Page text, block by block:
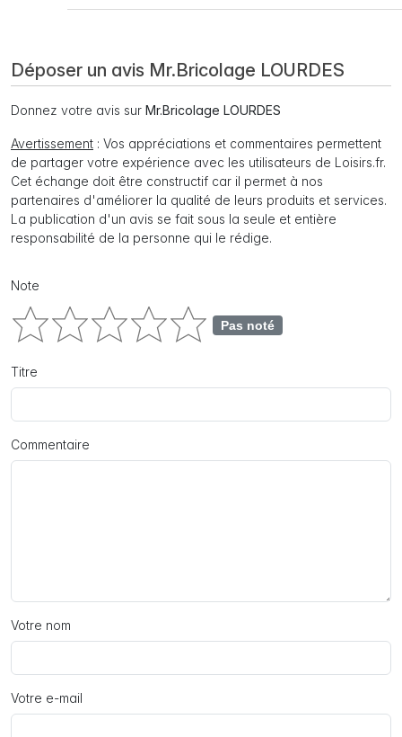
Déposer un avis Mr.Bricolage LOURDES
Donnez votre avis sur Mr.Bricolage LOURDES
Avertissement : Vos appréciations et commentaires permettent
de partager votre expérience avec les utilisateurs de Loisirs.fr.
Cet échange doit être constructif car il permet à nos
partenaires d'améliorer la qualité de leurs produits et services.
La publication d'un avis se fait sous la seule et entière
responsabilité de la personne qui le rédige.
Note
Pas noté
Titre
Commentaire
Votre nom
Votre e-mail